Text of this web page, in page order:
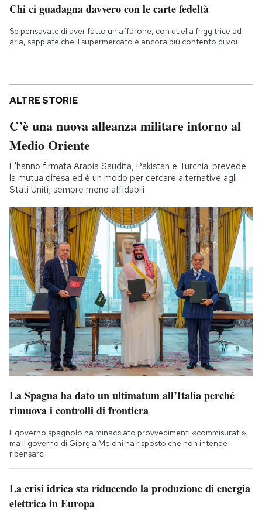
Chi ci guadagna davvero con le carte fedeltà
Se pensavate di aver fatto un affarone, con quella friggitrice ad
aria, sappiate che il supermercato è ancora più contento di voi
ALTRE STORIE
C’è una nuova alleanza militare intorno al
Medio Oriente
L'hanno firmata Arabia Saudita, Pakistan e Turchia: prevede
la mutua difesa ed è un modo per cercare alternative agli
Stati Uniti, sempre meno affidabili
La Spagna ha dato un ultimatum all’Italia perché
rimuova i controlli di frontiera
Il governo spagnolo ha minacciato provvedimenti «commisurati»,
ma il governo di Giorgia Meloni ha risposto che non intende
ripensarci
La crisi idrica sta riducendo la produzione di energia
elettrica in Europa